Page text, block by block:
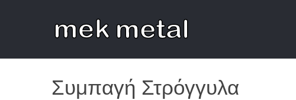
Συμπαγή Στρόγγυλα